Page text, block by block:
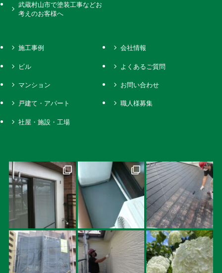
武蔵村山市で塗装工事などお
考えのお客様へ
施工事例 会社情報
ビル よくあるご質問
マンション お問い合わせ
戸建て・アパート 職人様募集
社屋・施設・工場